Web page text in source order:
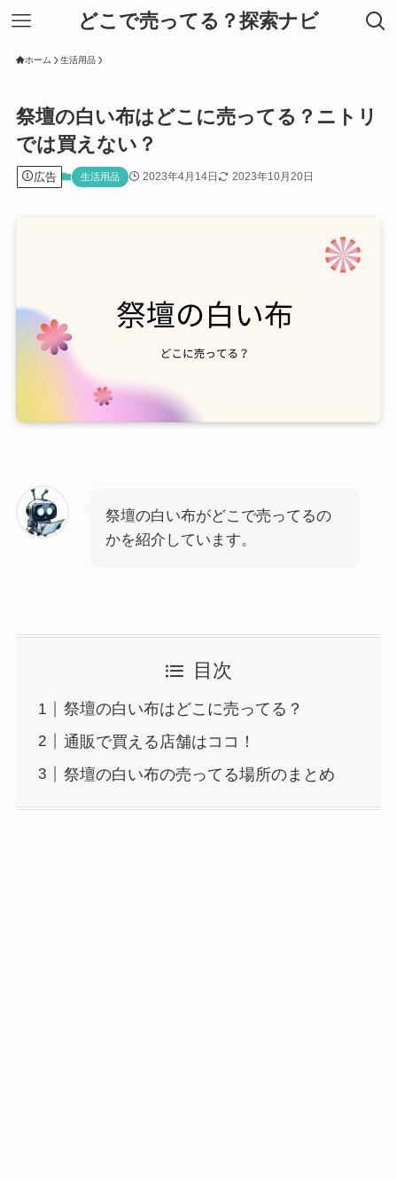
どこで売ってる？探索ナビ
ホーム 生活用品
祭壇の白い布はどこに売ってる？ニトリ
では買えない？
広告 生活用品 2023年4月14日 2023年10月20日
祭壇の白い布がどこで売ってるの
かを紹介しています。
目次
祭壇の白い布はどこに売ってる？
通販で買える店舗はココ！
祭壇の白い布の売ってる場所のまとめ